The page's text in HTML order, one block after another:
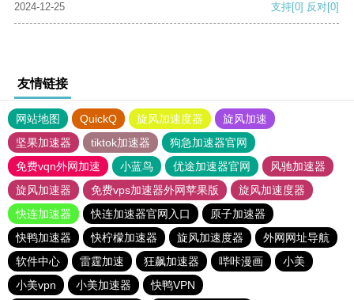
2024-12-25 支持[0] 反对[0]
友情链接
网站地图 QuickQ 旋风加速度器
旋风加速
坚果加速器
tiktok加速器
狗急加速器官网
免费vqn外网加速
小蓝鸟 优途加速器官网
风驰加速器
旋风加速器
免费vps加速器外网苹果版
旋风加速度器
快连加速器
快连加速器官网入口
原子加速器
快鸭加速器
快柠檬加速器 旋风加速度器
外网网址导航
软件中心
雷霆加速 狂飙加速器 哔咔漫画
小美
小美vpn
小美加速器
快鸭VPN